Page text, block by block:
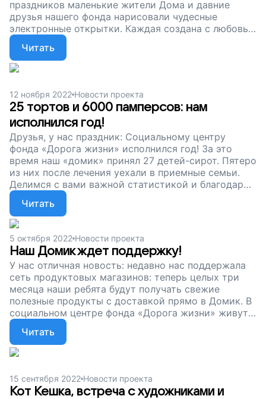
праздников маленькие жители Дома и давние
друзья нашего фонда нарисовали чудесные
электронные открытки. Каждая создана с любовью
и верой в чудеса. Ваша поддержка даст
уверенность в том, что наши маленькие
подопечные – дети-сироты, приезжающие на
лечение в Москву со всей России, – встретят
продолжается. Пусть Дом для жизни живет и
помогает детям!
Читать
12 ноября 2022 Новости проекта
25 тортов и 6000 памперсов: нам
исполнился год!
Друзья, у нас праздник: Социальному центру
фонда «Дорога жизни» исполнился год! За это
время наш «домик» принял 27 детей-сирот. Пятеро
из них после лечения уехали в приемные семьи.
Делимся с вами важной статистикой и благодарим
за помощь. Сейчас наш сбор продолжается.
Поддержите проект. Пусть «Дом для жизни»
живет и помогает детям!
Читать
5 октября 2022 Новости проекта
Наш Домик ждет поддержку!
У нас отличная новость: недавно нас поддержала
сеть продуктовых магазинов: теперь целых три
месяца наши ребята будут получать свежие
полезные продукты с доставкой прямо в Домик. В
социальном центре фонда «Дорога жизни» живут
дети-сироты из разных регионов России,
приехавшие в Москву на лечение. Друзья, даже
небольшой вклад позволит нам продолжать
работу. Поддержите наш проект. Пусть «Дом для
Читать
15 сентября 2022 Новости проекта
Кот Кешка, встреча с художниками и